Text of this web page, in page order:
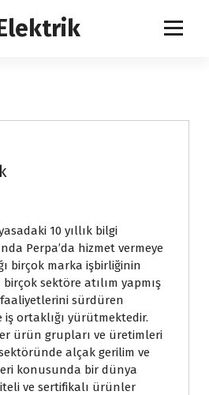
10 yıllık bilgi
Perpa’da hizmet vermeye
birçok marka işbirliğinin
sektöre atılım yapmış
sürdüren
iş ortaklığı yürütmektedir.
ürün grupları ve üretimleri
alçak gerilim ve
konusunda bir dünya
ve sertifikalı ürünler